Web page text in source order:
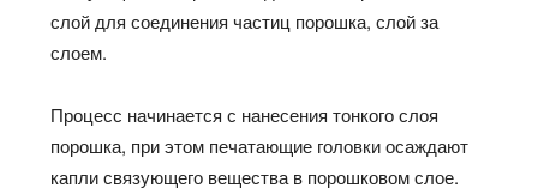
слой для соединения частиц порошка, слой за
слоем.
Процесс начинается с нанесения тонкого слоя
порошка, при этом печатающие головки осаждают
капли связующего вещества в порошковом слое.